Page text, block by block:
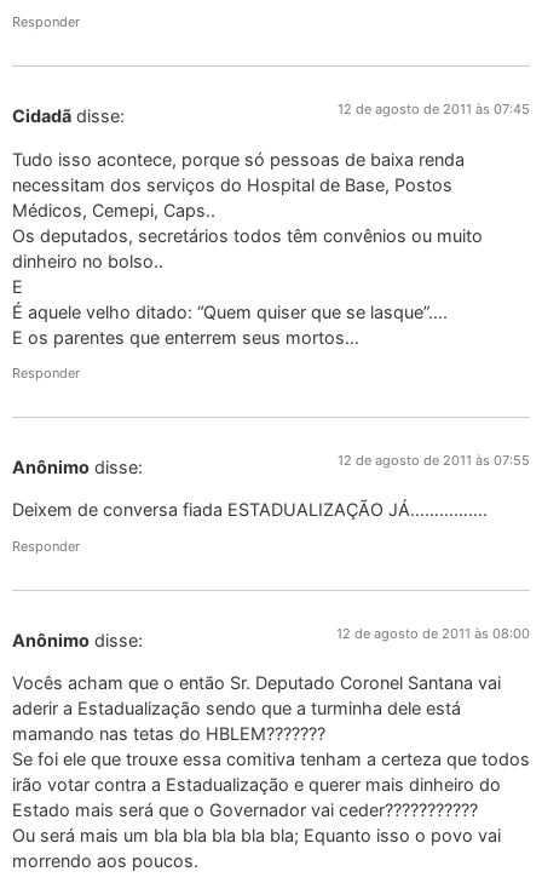
Responder
Cidadã disse: 12 de agosto de 2011 às 07:45
Tudo isso acontece, porque só pessoas de baixa renda
necessitam dos serviços do Hospital de Base, Postos
Médicos, Cemepi, Caps..
Os deputados, secretários todos têm convênios ou muito
dinheiro no bolso..
E
É aquele velho ditado: “Quem quiser que se lasque”….
E os parentes que enterrem seus mortos…
Responder
Anônimo disse: 12 de agosto de 2011 às 07:55
Deixem de conversa fiada ESTADUALIZAÇÃO JÁ…………….
Responder
Anônimo disse: 12 de agosto de 2011 às 08:00
Vocês acham que o então Sr. Deputado Coronel Santana vai
aderir a Estadualização sendo que a turminha dele está
mamando nas tetas do HBLEM???????
Se foi ele que trouxe essa comitiva tenham a certeza que todos
irão votar contra a Estadualização e querer mais dinheiro do
Estado mais será que o Governador vai ceder???????????
Ou será mais um bla bla bla bla bla; Equanto isso o povo vai
morrendo aos poucos.